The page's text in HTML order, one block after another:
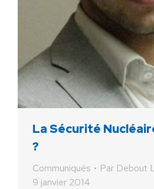
La Sécurité
?
Communiqués Par Debout
9 janvier 2014